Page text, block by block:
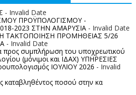
- Invalid Date
ΠΡΟΫΠΟΛΟΓΙΣΜΟΥ -
2023 ΣΤΗΝ ΑΜΑΡΥΣΙΑ- Invalid Date
ΤΑΚΤΟΠΟΙΗΣΗ ΠΡΟΜΗΘΕΙΑΣ 5/26
- Invalid Date
προς συμπλήρωση του υποχρεωτικού
(μόνιμοι και ΙΔΑΧ) ΥΠΗΡΕΣΙΕΣ
ΙΟΥΛΙΟΥ 2026 - Invalid
καταβληθέντος ποσoύ στην κα